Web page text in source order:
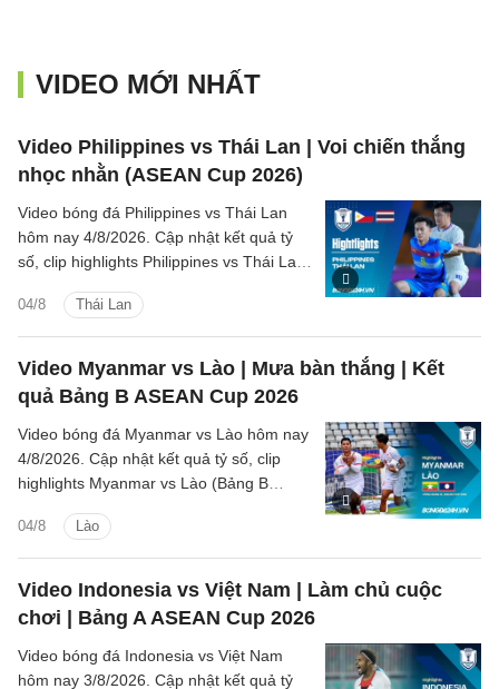
VIDEO MỚI NHẤT
Video Philippines vs Thái Lan | Voi chiến thắng
nhọc nhằn (ASEAN Cup 2026)
04/8 Thái Lan
Video bóng đá Philippines vs Thái Lan
hôm nay 4/8/2026. Cập nhật kết quả tỷ
số, clip highlights Philippines vs Thái Lan
huống trên sân.
Video Myanmar vs Lào | Mưa bàn thắng | Kết
quả Bảng B ASEAN Cup 2026
04/8 Lào
Video bóng đá Myanmar vs Lào hôm nay
4/8/2026. Cập nhật kết quả tỷ số, clip
highlights Myanmar vs Lào (Bảng B
sân.
Video Indonesia vs Việt Nam | Làm chủ cuộc
chơi | Bảng A ASEAN Cup 2026
Video bóng đá Indonesia vs Việt Nam
hôm nay 3/8/2026. Cập nhật kết quả tỷ